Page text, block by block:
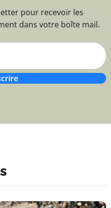
pour recevoir les
dans votre boîte mail.